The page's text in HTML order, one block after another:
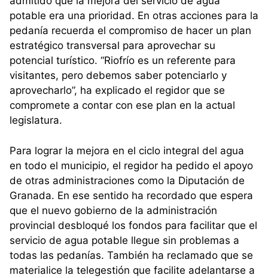
potable era una prioridad. En otras acciones para la
pedanía recuerda el compromiso de hacer un plan
estratégico transversal para aprovechar su
potencial turístico. “Riofrío es un referente para
visitantes, pero debemos saber potenciarlo y
aprovecharlo”, ha explicado el regidor que se
compromete a contar con ese plan en la actual
legislatura.
Para lograr la mejora en el ciclo integral del agua
en todo el municipio, el regidor ha pedido el apoyo
de otras administraciones como la Diputación de
Granada. En ese sentido ha recordado que espera
que el nuevo gobierno de la administración
provincial desbloqué los fondos para facilitar que el
servicio de agua potable llegue sin problemas a
todas las pedanías. También ha reclamado que se
materialice la telegestión que facilite adelantarse a